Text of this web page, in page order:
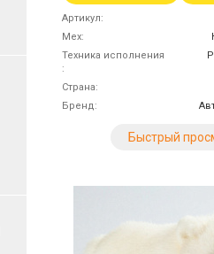
Артикул
Мех
Техника исполнения
Страна
Бренд
Быстрый